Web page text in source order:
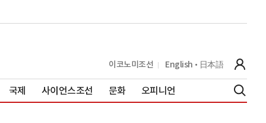
이코노미조선 English 日本語
국제 사이언스조선 문화 오피니언